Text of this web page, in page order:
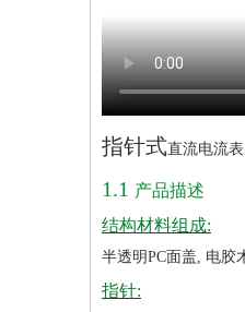
指针式直流电流表
1.1 产品描述
结构材料组成:
半透明PC面盖, 电胶
指针: